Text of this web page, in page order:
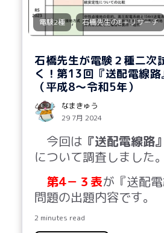
電験2種 , 石橋先生のE＋リサーチ
石橋先生が電験２種二次
く！第13回『送配電線
（平成8～令和5年）
なまきゅう
29 7月 2024
今回は 『送配電線路』
について調査しました。
第4－３表が『送配
問題の出題内容です。
2 minutes read